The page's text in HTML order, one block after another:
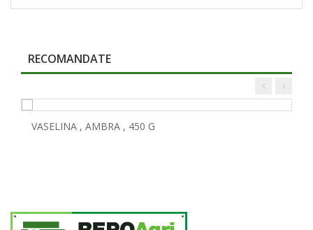
RECOMANDATE
VASELINA , AMBRA , 450 G